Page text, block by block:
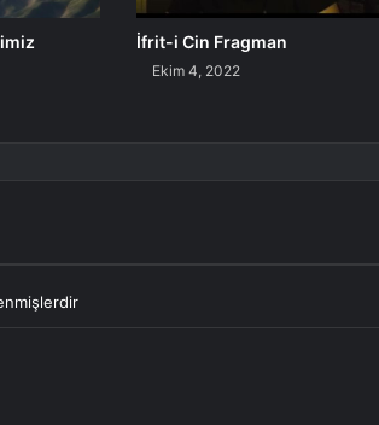
İfrit-i Cin Fragman
Ekim 4, 2022